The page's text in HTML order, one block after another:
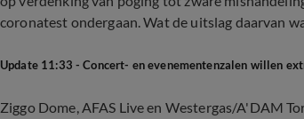
coronatest ondergaan. Wat de uitslag daarvan
Update 11:33 - Concert- en evenementenzalen willen
Ziggo Dome, AFAS Live en Westergas/A'DAM